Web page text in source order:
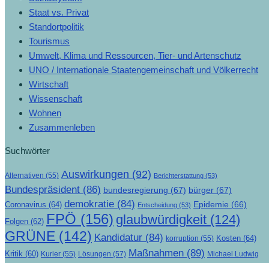
Staat vs. Privat
Standortpolitik
Tourismus
Umwelt, Klima und Ressourcen, Tier- und Artenschutz
UNO / Internationale Staatengemeinschaft und Völkerrecht
Wirtschaft
Wissenschaft
Wohnen
Zusammenleben
Suchwörter
Alternativen (55) Auswirkungen (92) Berichterstattung (53)
Bundespräsident (86) bundesregierung (67) bürger (67)
Coronavirus (64) demokratie (84) Entscheidung (53) Epidemie (66)
Folgen (62) FPÖ (156) glaubwürdigkeit (124)
GRÜNE (142) Kandidatur (84) korruption (55) Kosten (64)
Kritik (60) Kurier (55) Lösungen (57) Maßnahmen (89) Michael Ludwig